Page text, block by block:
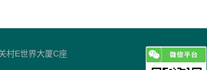
村E世界大厦C座